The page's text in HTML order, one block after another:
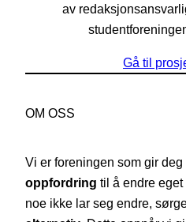
av
Gå til
OM OSS
Vi er foreningen som gir deg
oppfordring til å endre eget
noe ikke lar seg endre,